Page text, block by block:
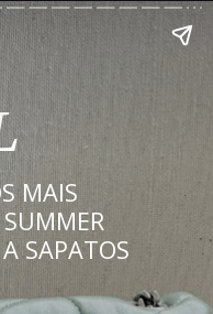
MAIS
SUMMER
SAPATOS